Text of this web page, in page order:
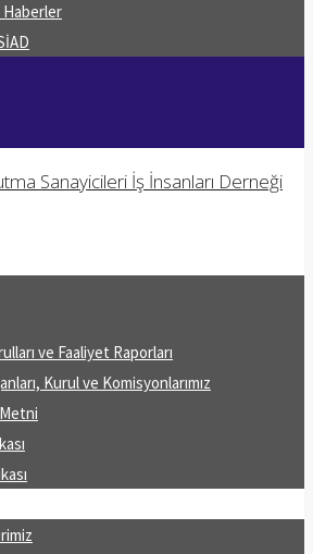
Haberler
ve Faaliyet Raporları
Kurul ve Komisyonlarımız